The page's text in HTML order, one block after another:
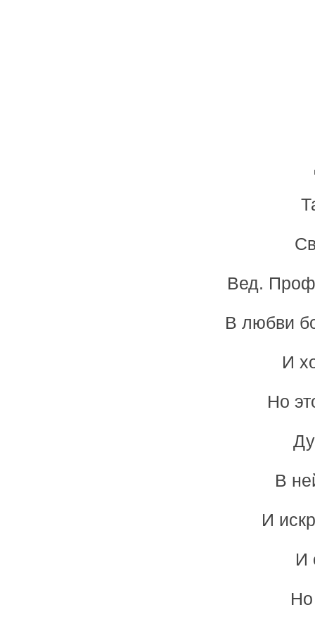
Вед.
В любви
И
Но
В
И
И